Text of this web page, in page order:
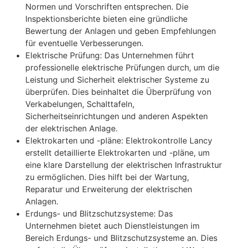
Normen und Vorschriften entsprechen. Die
Inspektionsberichte bieten eine gründliche
Bewertung der Anlagen und geben Empfehlungen
für eventuelle Verbesserungen.
Elektrische Prüfung: Das Unternehmen führt
professionelle elektrische Prüfungen durch, um die
Leistung und Sicherheit elektrischer Systeme zu
überprüfen. Dies beinhaltet die Überprüfung von
Verkabelungen, Schalttafeln,
Sicherheitseinrichtungen und anderen Aspekten
der elektrischen Anlage.
Elektrokarten und -pläne: Elektrokontrolle Lancy
erstellt detaillierte Elektrokarten und -pläne, um
eine klare Darstellung der elektrischen Infrastruktur
zu ermöglichen. Dies hilft bei der Wartung,
Reparatur und Erweiterung der elektrischen
Anlagen.
Erdungs- und Blitzschutzsysteme: Das
Unternehmen bietet auch Dienstleistungen im
Bereich Erdungs- und Blitzschutzsysteme an. Dies